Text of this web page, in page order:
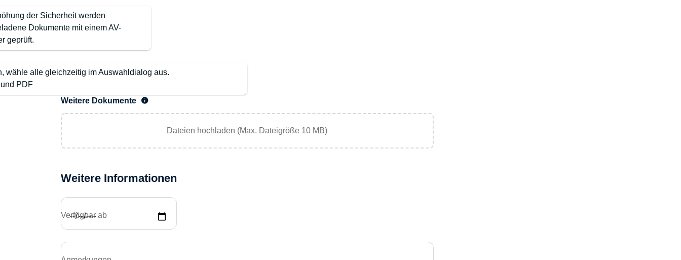
der Sicherheit werden
Dokumente mit einem AV-
geprüft.
wähle alle gleichzeitig im Auswahldialog aus.
PDF
Weitere Dokumente
Dateien hochladen (Max. Dateigröße 10 MB)
Weitere Informationen
Verfügbar ab